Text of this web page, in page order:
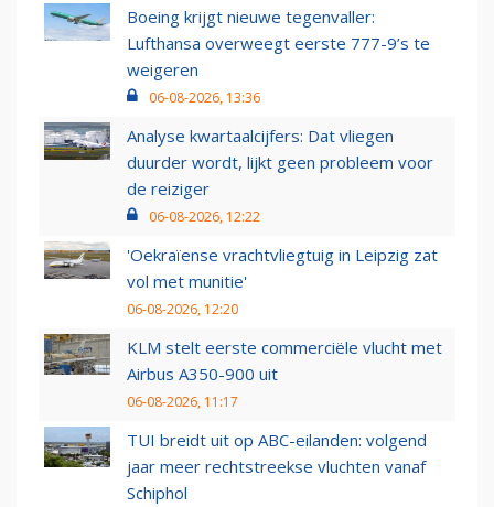
Boeing krijgt nieuwe tegenvaller:
Lufthansa overweegt eerste 777-9’s te
weigeren
06-08-2026, 13:36
Analyse kwartaalcijfers: Dat vliegen
duurder wordt, lijkt geen probleem voor
de reiziger
06-08-2026, 12:22
'Oekraïense vrachtvliegtuig in Leipzig zat
vol met munitie'
06-08-2026, 12:20
KLM stelt eerste commerciële vlucht met
Airbus A350-900 uit
06-08-2026, 11:17
TUI breidt uit op ABC-eilanden: volgend
jaar meer rechtstreekse vluchten vanaf
Schiphol